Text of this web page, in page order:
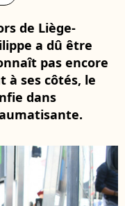
de Liège-
a dû être
pas encore
à ses côtés, le
dans